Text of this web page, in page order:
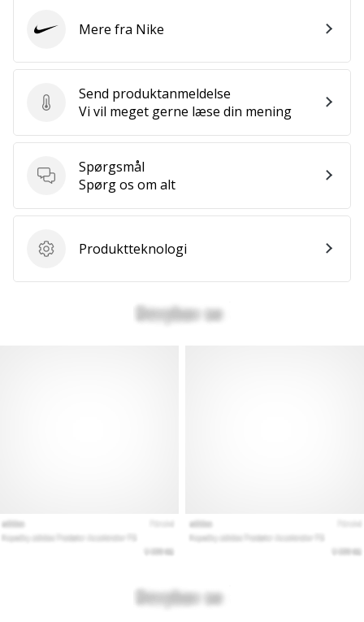
Send produktanmeldelse
Send produktanmeldelse
Vi vil meget gerne læse din mening
Spørgsmål
Spørgsmål
Spørg os om alt
Produktteknologi
Produktteknologi
Nike Mere fra Nike